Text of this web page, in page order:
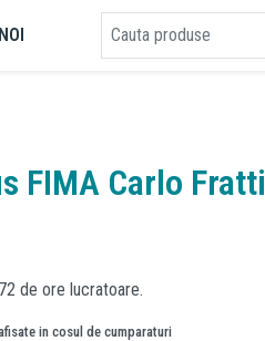
FIMA Carlo
de ore lucratoare.
in cosul de cumparaturi